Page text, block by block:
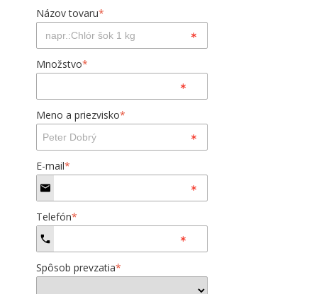
Názov tovaru*
Množstvo*
Meno a priezvisko*
E-mail*
Telefón*
Spôsob prevzatia*